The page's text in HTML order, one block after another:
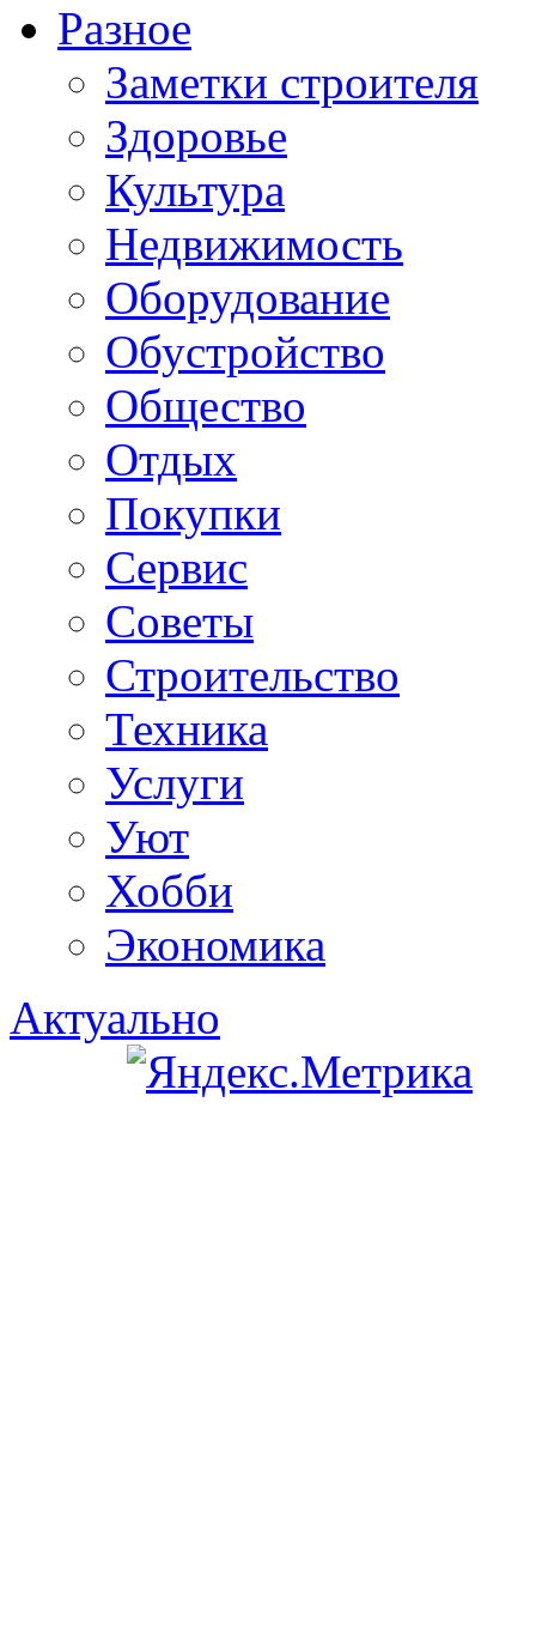
Разное
Заметки строителя
Здоровье
Культура
Недвижимость
Оборудование
Обустройство
Общество
Отдых
Покупки
Сервис
Советы
Строительство
Техника
Услуги
Уют
Хобби
Экономика
Актуально